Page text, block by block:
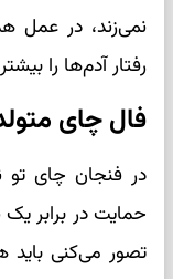
نمی‌زند، در عمل
رفتار آدم‌ها را
فال چای
در فنجان چای
حمایت در برابر
تصور می‌کنی باید